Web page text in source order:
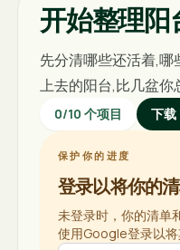
开始整理阳
先分清哪些还活着,
上去的阳台,比几盆你
0/10 个项目 下载
保护你的进度
登录以将你的
未登录时，你的清单
使用Google登录以将